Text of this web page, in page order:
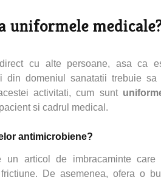
uniformele
cu alte persoane, asa ca
din domeniul sanatatii trebuie sa
activitati, cum sunt
si cadrul medical.
antimicrobiene?
articol de imbracaminte care
De asemenea, ofera o